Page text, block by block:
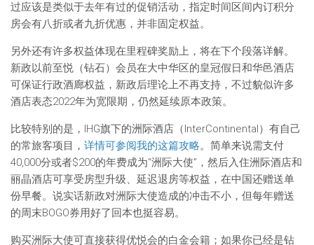
过应该是类似于去年有过的促销活动，指定时间区间内订积分
房会有八折或者九折优惠，并非固定权益。
另外还有许多权益体现在里程碑奖励上，将在下个段落详解。
新政以前至悦（钻石）会员在大中华区的皇冠假日和华邑酒店
可保证行政酒廊权益，新政后理论上不再支持，不过貌似许多
酒店表态2022年为宽限期，仍然延续原本政策。
比较特别的是，IHG旗下的洲际酒店（InterContinental）有自己
的常旅客项目， 详情可参阅我的这篇攻略。简单来说需支付
40,000分或者$200的年费成为“洲际大使”，然后入住洲际酒店和
丽晶酒店可享受房型升级、延迟退房等权益，在中国还赠送单
份早餐。说实话新政对洲际大使造成的冲击不小，但每年赠送
的周末BOGO券用好了回本也挺容易。
购买洲际大使可直接获得优悦会的白金会籍；如果你已经是钻